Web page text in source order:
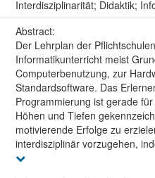
Interdisziplinarität; Didaktik;
Abstract:
Der Lehrplan der
Informatikunterricht meist
Computerbenutzung, zur
Standardsoftware. Das
Programmierung ist gerade
Höhen und Tiefen
motivierende Erfolge zu
interdisziplinär vorzugehen,